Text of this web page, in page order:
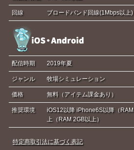
回線 ブロードバンド回線(1Mbps以上)
配信時期 2019年夏
ジャンル 牧場シミュレーション
価格 無料（アイテム課金あり）
推奨環境
iOS12以降 iPhone6S以降（
上（RAM 2GB以上）
特定商取引法に基づく表記